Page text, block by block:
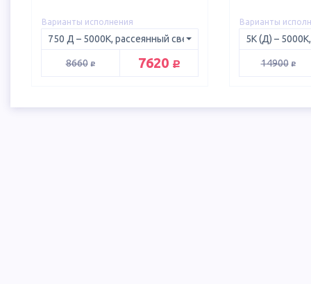
Варианты исполнения
8660 руб. 7620 руб.
Варианты
14900 руб.